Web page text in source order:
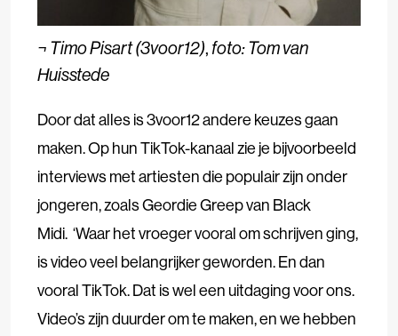
¬ Timo Pisart (3voor12), foto: Tom van
Huisstede
Door dat alles is 3voor12 andere keuzes gaan
maken. Op hun TikTok-kanaal zie je bijvoorbeeld
interviews met artiesten die populair zijn onder
jongeren, zoals Geordie Greep van Black
Midi. ‘Waar het vroeger vooral om schrijven ging,
is video veel belangrijker geworden. En dan
vooral TikTok. Dat is wel een uitdaging voor ons.
Video’s zijn duurder om te maken, en we hebben